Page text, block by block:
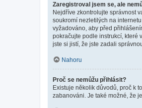
Zaregistroval jsem se, ale
Nejdříve zkontrolujte správnost
soukromí nezletilých na
vyžadováno, aby před
pokračujte podle instrukcí, které
jste si jistí, že jste zadali
Nahoru
Proč se nemůžu přihlásit?
Existuje několik důvodů, proč k
zabanováni. Je také možné, že